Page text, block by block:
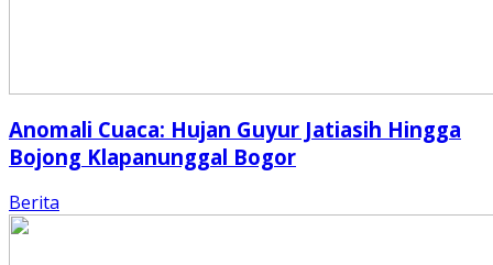
Anomali Cuaca: Hujan Guyur Jatiasih Hingga
Bojong Klapanunggal Bogor
Berita